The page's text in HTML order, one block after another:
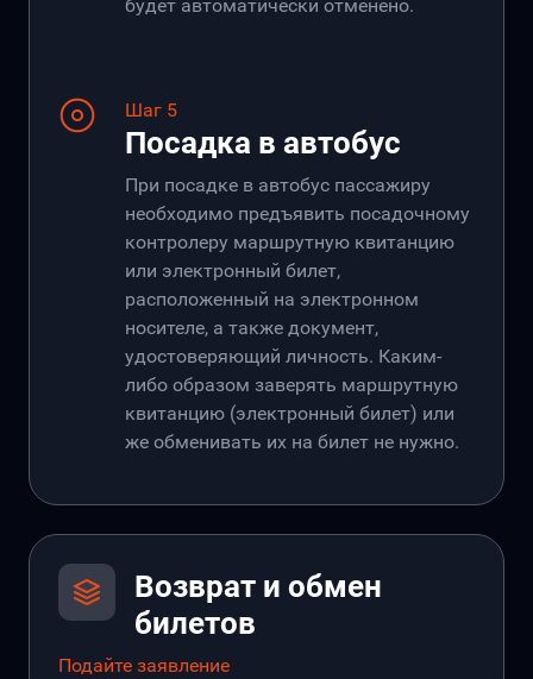
будет автоматически отменено.
Шаг 5
Посадка в автобус
При посадке в автобус пассажиру
необходимо предъявить посадочному
контролеру маршрутную квитанцию
или электронный билет,
расположенный на электронном
носителе, а также документ,
удостоверяющий личность. Каким-
либо образом заверять маршрутную
квитанцию (электронный билет) или
же обменивать их на билет не нужно.
Возврат и обмен
билетов
Подайте заявление